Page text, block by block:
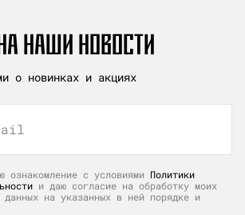
НАШИ НОВОСТИ
о новинках и акциях
ознакомление с условиями Политики
и даю согласие на обработку моих
данных на указанных в ней порядке и